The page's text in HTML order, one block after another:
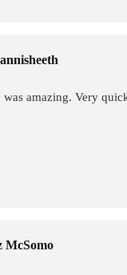
was amazing. Very
McSomo